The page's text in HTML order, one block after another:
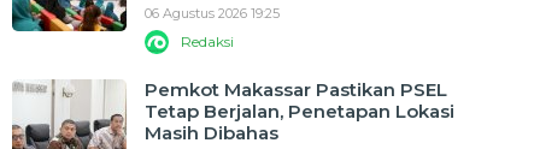
06 Agustus 2026 19:25
Redaksi
Pemkot Makassar Pastikan PSEL
Tetap Berjalan, Penetapan Lokasi
Masih Dibahas